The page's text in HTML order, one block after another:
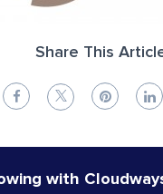
Share This
with